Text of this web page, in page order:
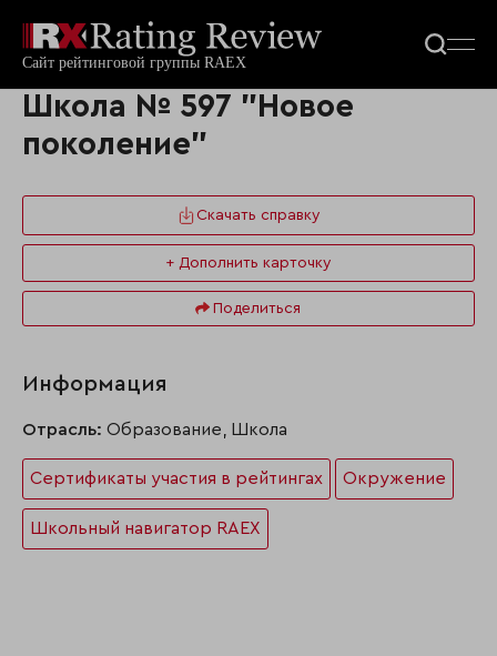
Школа № 597 "Новое
поколение"
Скачать справку
+ Дополнить карточку
Поделиться
Информация
Отрасль: Образование, Школа
Сертификаты участия в рейтингах Окружение
Школьный навигатор RAEX